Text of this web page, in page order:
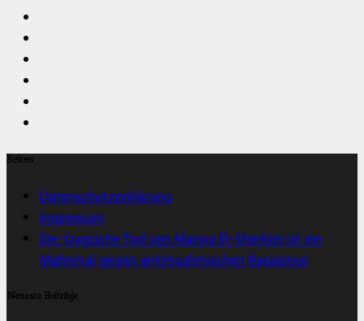
Seiten
Datenschutzerklärung
Impressum
Der tragische Tod von Marwa El-Sherbini ist ein
Mahnmal gegen antimuslimischen Rassismus
Neueste Beiträge